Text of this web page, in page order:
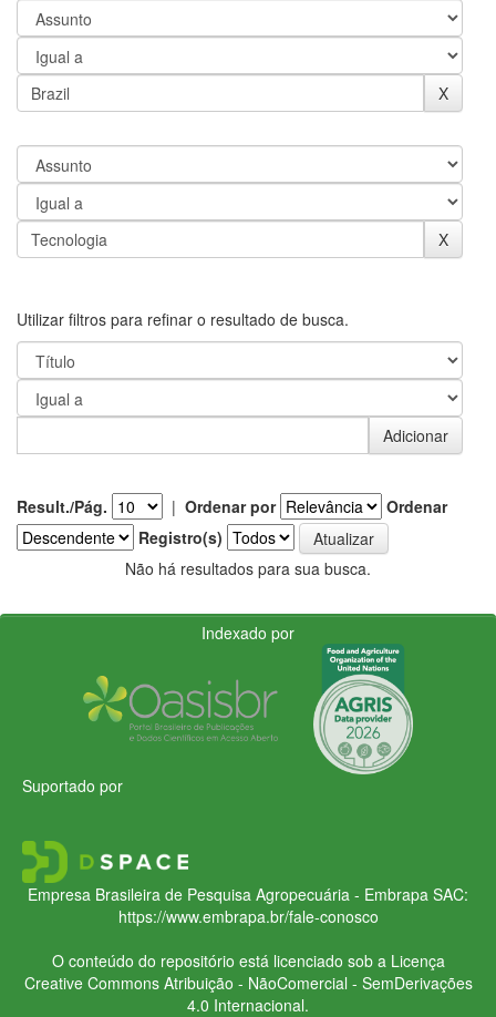
Utilizar filtros para refinar o resultado de busca.
Result./Pág. | Ordenar por
Ordenar
Registro(s)
Não há resultados para sua busca.
Indexado por
Suportado por
Empresa Brasileira de Pesquisa Agropecuária - Embrapa SAC:
https://www.embrapa.br/fale-conosco
O conteúdo do repositório está licenciado sob a Licença
Creative CommonsAtribuição - NãoComercial - SemDerivações
4.0 Internacional.